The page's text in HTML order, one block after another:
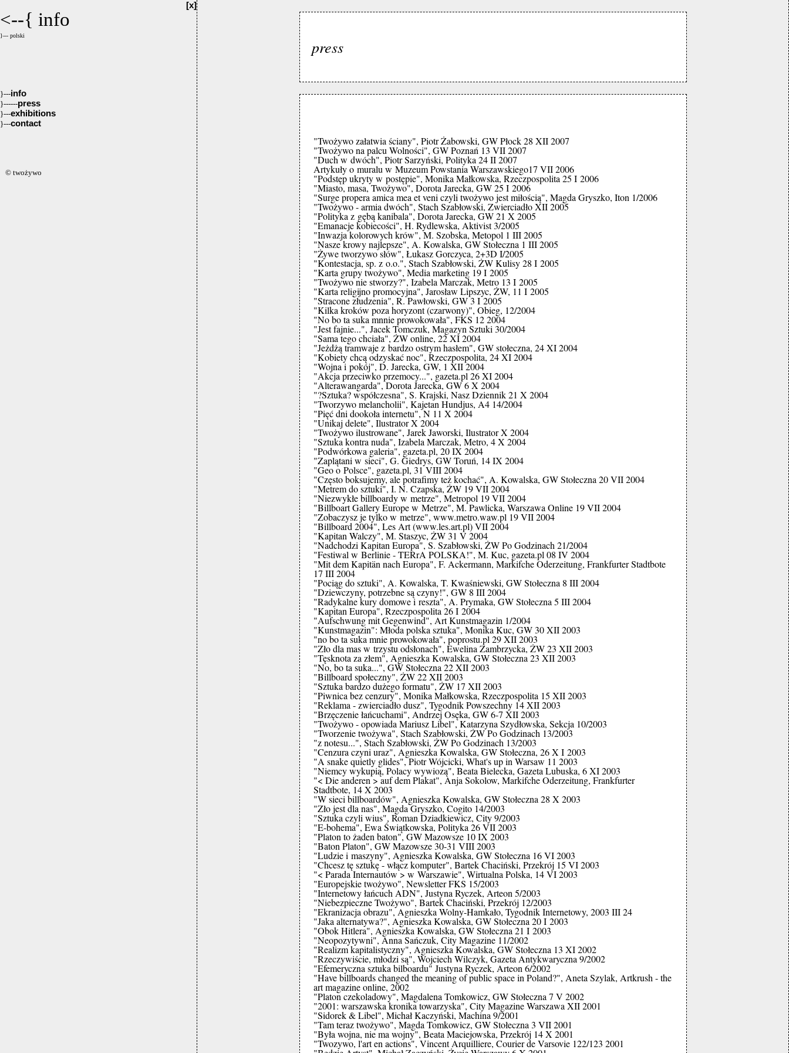
[x]
<--{ info
}--- polski
}---info
}------press
}---exhibitions
}---contact
© twożywo
press
"Twożywo załatwia ściany", Piotr Żabowski, GW Płock 28 XII 2007
"Twożywo na palcu Wolności", GW Poznań 13 VII 2007
"Duch w dwóch", Piotr Sarzyński, Polityka 24 II 2007
Artykuły o muralu w Muzeum Powstania Warszawskiego17 VII 2006
"Podstęp ukryty w postępie", Monika Małkowska, Rzeczpospolita 25 I 2006
"Miasto, masa, Twożywo", Dorota Jarecka, GW 25 I 2006
"Surge propera amica mea et veni czyli twożywo jest miłością", Magda Gryszko, Iton 1/2006
"Twożywo - armia dwóch", Stach Szabłowski, Zwierciadło XII 2005
"Polityka z gębą kanibala", Dorota Jarecka, GW 21 X 2005
"Emanacje kobiecości", H. Rydlewska, Aktivist 3/2005
"Inwazja kolorowych krów", M. Szobska, Metopol 1 III 2005
"Nasze krowy najlepsze", A. Kowalska, GW Stołeczna 1 III 2005
"Żywe tworzywo słów", Łukasz Gorczyca, 2+3D I/2005
"Kontestacja, sp. z o.o.", Stach Szabłowski, ŻW Kulisy 28 I 2005
"Karta grupy twożywo", Media marketing 19 I 2005
"Twożywo nie stworzy?", Izabela Marczak, Metro 13 I 2005
"Karta religijno promocyjna", Jarosław Lipszyc, ŻW, 11 I 2005
"Stracone złudzenia", R. Pawłowski, GW 3 I 2005
"Kilka kroków poza horyzont (czarwony)", Obieg, 12/2004
"No bo ta suka mnnie prowokowała", FKS 12 2004
"Jest fajnie...", Jacek Tomczuk, Magazyn Sztuki 30/2004
"Sama tego chciała", ŻW online, 22 XI 2004
"Jeżdżą tramwaje z bardzo ostrym hasłem", GW stołeczna, 24 XI 2004
"Kobiety chcą odzyskać noc", Rzeczpospolita, 24 XI 2004
"Wojna i pokój", D. Jarecka, GW, 1 XII 2004
"Akcja przeciwko przemocy...", gazeta.pl 26 XI 2004
"Alterawangarda", Dorota Jarecka, GW 6 X 2004
"?Sztuka? współczesna", S. Krajski, Nasz Dziennik 21 X 2004
"Tworzywo melancholii", Kajetan Hundjus, A4 14/2004
"Pięć dni dookoła internetu", N 11 X 2004
"Unikaj delete", Ilustrator X 2004
"Twożywo ilustrowane", Jarek Jaworski, Ilustrator X 2004
"Sztuka kontra nuda", Izabela Marczak, Metro, 4 X 2004
"Podwórkowa galeria", gazeta.pl, 20 IX 2004
"Zaplątani w sieci", G. Giedrys, GW Toruń, 14 IX 2004
"Geo o Polsce", gazeta.pl, 31 VIII 2004
"Często boksujemy, ale potrafimy też kochać", A. Kowalska, GW Stołeczna 20 VII 2004
"Metrem do sztuki", I. N. Czapska, ŻW 19 VII 2004
"Niezwykłe billboardy w metrze", Metropol 19 VII 2004
"Billboart Gallery Europe w Metrze", M. Pawlicka, Warszawa Online 19 VII 2004
"Zobaczysz je tylko w metrze", www.metro.waw.pl 19 VII 2004
"Billboard 2004", Les Art (www.les.art.pl) VII 2004
"Kapitan Walczy", M. Staszyc, ŻW 31 V 2004
"Nadchodzi Kapitan Europa", S. Szabłowski, ŻW Po Godzinach 21/2004
"Festiwal w Berlinie - TERrA POLSKA!", M. Kuc, gazeta.pl 08 IV 2004
"Mit dem Kapitän nach Europa", F. Ackermann, Markifche Oderzeitung, Frankfurter Stadtbote
17 III 2004
"Pociąg do sztuki", A. Kowalska, T. Kwaśniewski, GW Stołeczna 8 III 2004
"Dziewczyny, potrzebne są czyny!", GW 8 III 2004
"Radykalne kury domowe i reszta", A. Prymaka, GW Stołeczna 5 III 2004
"Kapitan Europa", Rzeczpospolita 26 I 2004
"Aufschwung mit Gegenwind", Art Kunstmagazin 1/2004
"Kunstmagazin": Młoda polska sztuka", Monika Kuc, GW 30 XII 2003
"no bo ta suka mnie prowokowała", poprostu.pl 29 XII 2003
"Zło dla mas w trzystu odsłonach", Ewelina Zambrzycka, ŻW 23 XII 2003
"Tęsknota za złem", Agnieszka Kowalska, GW Stołeczna 23 XII 2003
"No, bo ta suka...", GW Stołeczna 22 XII 2003
"Billboard społeczny", ŻW 22 XII 2003
"Sztuka bardzo dużego formatu", ŻW 17 XII 2003
"Piwnica bez cenzury", Monika Małkowska, Rzeczpospolita 15 XII 2003
"Reklama - zwierciadło dusz", Tygodnik Powszechny 14 XII 2003
"Brzęczenie łańcuchami", Andrzej Osęka, GW 6-7 XII 2003
"Twożywo - opowiada Mariusz Libel", Katarzyna Szydłowska, Sekcja 10/2003
"Tworzenie twożywa", Stach Szabłowski, ŻW Po Godzinach 13/2003
"z notesu...", Stach Szabłowski, ŻW Po Godzinach 13/2003
"Cenzura czyni uraz", Agnieszka Kowalska, GW Stołeczna, 26 X I 2003
"A snake quietly glides", Piotr Wójcicki, What's up in Warsaw 11 2003
"Niemcy wykupią, Polacy wywiozą", Beata Bielecka, Gazeta Lubuska, 6 XI 2003
"< Die anderen > auf dem Plakat", Anja Sokolow, Markifche Oderzeitung, Frankfurter
Stadtbote, 14 X 2003
"W sieci billboardów", Agnieszka Kowalska, GW Stołeczna 28 X 2003
"Zło jest dla nas", Magda Gryszko, Cogito 14/2003
"Sztuka czyli wius", Roman Dziadkiewicz, City 9/2003
"E-bohema", Ewa Świątkowska, Polityka 26 VII 2003
"Platon to żaden baton", GW Mazowsze 10 IX 2003
"Baton Platon", GW Mazowsze 30-31 VIII 2003
"Ludzie i maszyny", Agnieszka Kowalska, GW Stołeczna 16 VI 2003
"Chcesz tę sztukę - włącz komputer", Bartek Chaciński, Przekrój 15 VI 2003
"< Parada Internautów > w Warszawie", Wirtualna Polska, 14 VI 2003
"Europejskie twożywo", Newsletter FKS 15/2003
"Internetowy łańcuch ADN", Justyna Ryczek, Arteon 5/2003
"Niebezpieczne Twożywo", Bartek Chaciński, Przekrój 12/2003
"Ekranizacja obrazu", Agnieszka Wolny-Hamkało, Tygodnik Internetowy, 2003 III 24
"Jaka alternatywa?", Agnieszka Kowalska, GW Stołeczna 20 I 2003
"Obok Hitlera", Agnieszka Kowalska, GW Stołeczna 21 I 2003
"Neopozytywni", Anna Sańczuk, City Magazine 11/2002
"Realizm kapitalistyczny", Agnieszka Kowalska, GW Stołeczna 13 XI 2002
"Rzeczywiście, młodzi są", Wojciech Wilczyk, Gazeta Antykwaryczna 9/2002
"Efemeryczna sztuka bilboardu" Justyna Ryczek, Arteon 6/2002
"Have billboards changed the meaning of public space in Poland?", Aneta Szylak, Artkrush - the
art magazine online, 2002
"Platon czekoladowy", Magdalena Tomkowicz, GW Stołeczna 7 V 2002
"2001: warszawska kronika towarzyska", City Magazine Warszawa XII 2001
"Sidorek & Libel", Michał Kaczyński, Machina 9/2001
"Tam teraz twożywo", Magda Tomkowicz, GW Stołeczna 3 VII 2001
"Była wojna, nie ma wojny", Beata Maciejowska, Przekrój 14 X 2001
"Twozywo, l'art en actions", Vincent Arquilliere, Courier de Varsovie 122/123 2001